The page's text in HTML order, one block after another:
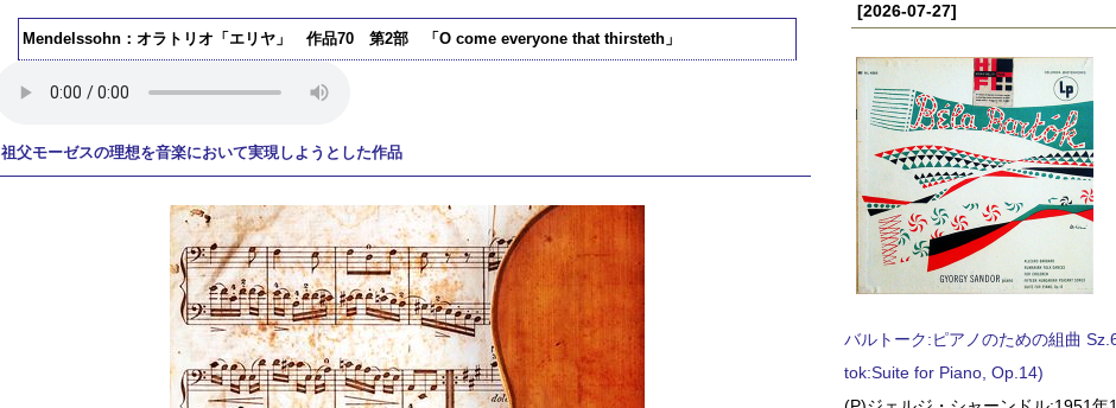
Mendelssohn：オラトリオ「エリヤ」 作品70 第2部 「O come everyone that thirsteth」
祖父モーゼスの理想を音楽において実現しようとした作品
[2026-07-27]
バルトーク:ピアノのための組曲
tok:Suite for Piano, Op.14)